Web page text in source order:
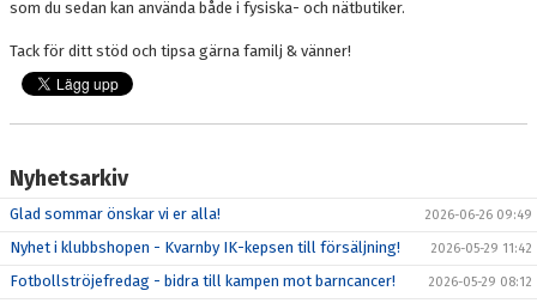
som du sedan kan använda både i fysiska- och nätbutiker.
Tack för ditt stöd och tipsa gärna familj & vänner!
Nyhetsarkiv
Glad sommar önskar vi er alla! 2026-06-26 09:49
Nyhet i klubbshopen - Kvarnby IK-kepsen till försäljning! 2026-05-29 11:42
Fotbollströjefredag - bidra till kampen mot barncancer! 2026-05-29 08:12